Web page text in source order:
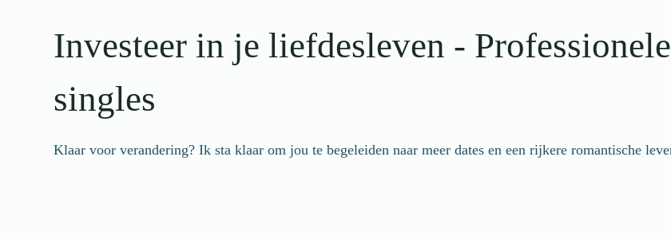
Investeer in je liefdesleven -
singles
Klaar voor verandering? Ik sta klaar om jou te begeleiden naar meer dates en een rijkere romantische